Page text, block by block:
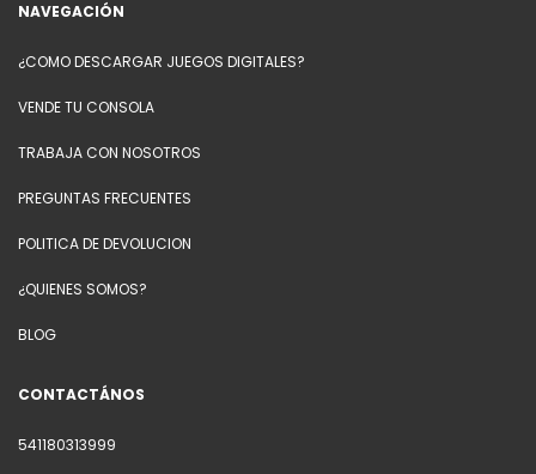
NAVEGACIÓN
¿COMO DESCARGAR JUEGOS DIGITALES?
VENDE TU CONSOLA
TRABAJA CON NOSOTROS
PREGUNTAS FRECUENTES
POLITICA DE DEVOLUCION
¿QUIENES SOMOS?
BLOG
CONTACTÁNOS
541180313999